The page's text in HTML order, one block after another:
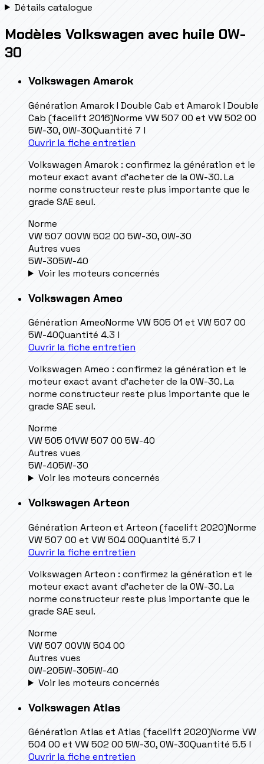
Détails catalogue
Modèles Volkswagen avec huile 0W-
30
Volkswagen Amarok
Génération Amarok I Double Cab et Amarok I Double
Cab (facelift 2016)Norme VW 507 00 et VW 502 00
5W-30, 0W-30Quantité 7 l
Ouvrir la fiche entretien
Volkswagen Amarok : confirmez la génération et le
moteur exact avant d’acheter de la 0W-30. La
norme constructeur reste plus importante que le
grade SAE seul.
Norme
VW 507 00VW 502 00 5W-30, 0W-30
Autres vues
5W-305W-40
Voir les moteurs concernés
Volkswagen Ameo
Génération AmeoNorme VW 505 01 et VW 507 00
5W-40Quantité 4.3 l
Ouvrir la fiche entretien
Volkswagen Ameo : confirmez la génération et le
moteur exact avant d’acheter de la 0W-30. La
norme constructeur reste plus importante que le
grade SAE seul.
Norme
VW 505 01VW 507 00 5W-40
Autres vues
5W-405W-30
Voir les moteurs concernés
Volkswagen Arteon
Génération Arteon et Arteon (facelift 2020)Norme
VW 507 00 et VW 504 00Quantité 5.7 l
Ouvrir la fiche entretien
Volkswagen Arteon : confirmez la génération et le
moteur exact avant d’acheter de la 0W-30. La
norme constructeur reste plus importante que le
grade SAE seul.
Norme
VW 507 00VW 504 00
Autres vues
0W-205W-305W-40
Voir les moteurs concernés
Volkswagen Atlas
Génération Atlas et Atlas (facelift 2020)Norme VW
504 00 et VW 502 00 5W-30, 0W-30Quantité 5.5 l
Ouvrir la fiche entretien